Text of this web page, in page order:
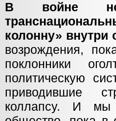
В войне
колонну» внутри
возрождения,
поклонники
политическую
приводившие
коллапсу. И мы